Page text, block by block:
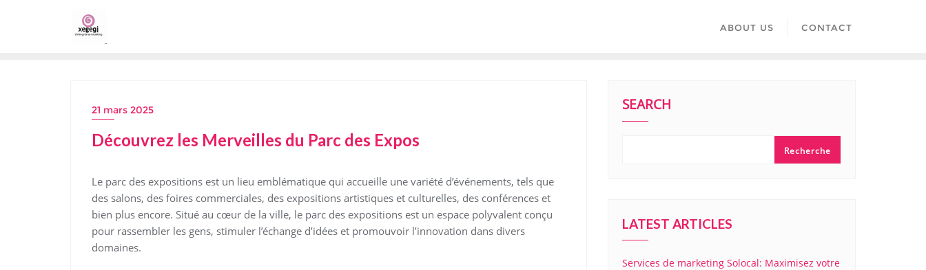
ABOUT US CONTACT
21 mars 2025
Découvrez les Merveilles du Parc des Expos
Le parc des expositions est un lieu emblématique qui accueille une variété d’événements, tels que
des salons, des foires commerciales, des expositions artistiques et culturelles, des conférences et
bien plus encore. Situé au cœur de la ville, le parc des expositions est un espace polyvalent conçu
pour rassembler les gens, stimuler l’échange d’idées et promouvoir l’innovation dans divers
domaines.
SEARCH
Recherche
LATEST ARTICLES
Services de marketing Solocal: Maximisez votre